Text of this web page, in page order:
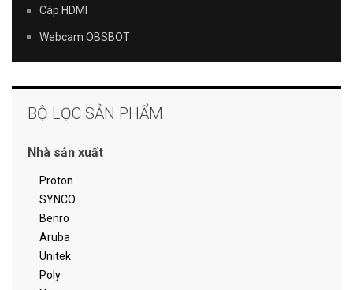
Cáp HDMI
Webcam OBSBOT
BỘ LỌC SẢN PHẨM
Nhà sản xuất
Proton
SYNCO
Benro
Aruba
Unitek
Poly